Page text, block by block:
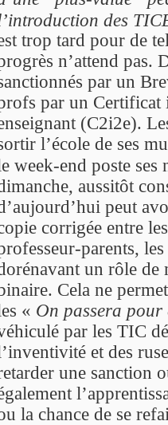
des
trop tard pour de
n’attend pas.
par un
par un Certificat
(C2i2e).
l’école de ses
week-end poste ses
aussitôt
peut
corrigée entre
parents,
un rôle de
Cela ne
« On passera pour
par les TIC
et des
une sanction
la chance de se